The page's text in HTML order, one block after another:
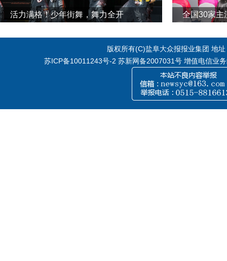
活力满格！少年街舞，舞力全开 全国30家主
版权所有(C)盐阜大众报报业集团 地
苏ICP备10011243号-2 苏新网备2007031号 增值电信业